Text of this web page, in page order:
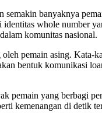
semakin banyaknya
whole number
komunitas nasional.
pemain asing. Kata-
bentuk komunikasi
pemain yang berbagi
kemenangan di detik